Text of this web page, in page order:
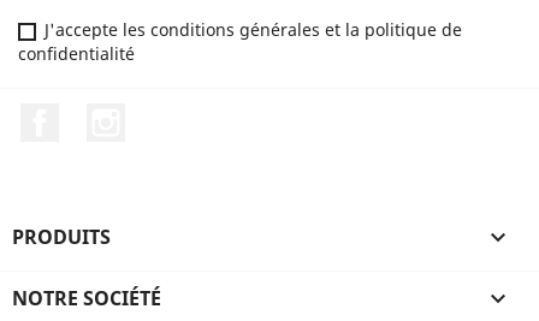
J'accepte les conditions générales et la politique de
confidentialité
PRODUITS 
NOTRE SOCIÉTÉ 